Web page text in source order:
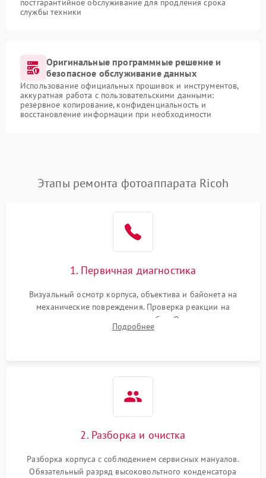
постгарантийное обслуживание для продления срока
службы техники
Оригинальные программные решение и
безопасное обслуживание данных
Использование официальных прошивок и инструментов,
аккуратная работа с пользовательскими данными:
резервное копирование, конфиденциальность и
восстановление информации при необходимости
Этапы ремонта фотоаппарата Ricoh
1. Первичная диагностика
Визуальный осмотр корпуса, объектива и байонета на
механические повреждения. Проверка реакции на
включение, считывание кодов ошибок. Оценка состояния
матрицы и затвора, проверка работы автофокуса и вспышки.
Подробнее
2. Разборка и очистка
Разборка корпуса с соблюдением сервисных мануалов.
Обязательный разряд высоковольтного конденсатора